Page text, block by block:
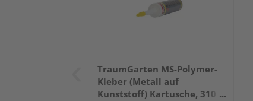
TraumGarten MS-Polymer-
Kleber (Metall auf
Kunststoff) Kartusche, 310